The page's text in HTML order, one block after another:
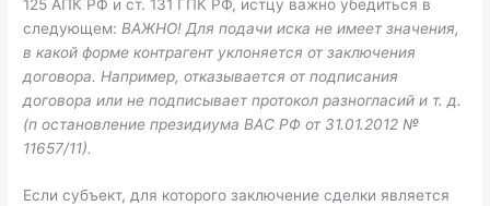
125 АПК РФ и ст. 131 ГПК РФ, истцу важно убедиться в
следующем: ВАЖНО! Для подачи иска не имеет значения,
в какой форме контрагент уклоняется от заключения
договора. Например, отказывается от подписания
договора или не подписывает протокол разногласий и т. д.
(п остановление президиума ВАС РФ от 31.01.2012 №
11657/11).
Если субъект, для которого заключение сделки является